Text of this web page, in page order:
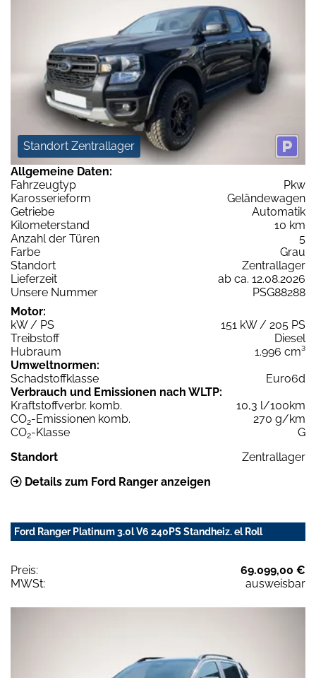
Standort Zentrallager
Allgemeine Daten:
Fahrzeugtyp
Pkw
Karosserieform
Geländewagen
Getriebe
Automatik
Kilometerstand
10 km
Anzahl der Türen
5
Farbe
Grau
Standort
Zentrallager
Lieferzeit
ab ca. 12.08.2026
Unsere Nummer
PSG88288
Motor:
kW / PS
151 kW / 205 PS
Treibstoff
Diesel
Hubraum
1.996 cm³
Umweltnormen:
Schadstoffklasse
Euro6d
Verbrauch und Emissionen nach WLTP:
Kraftstoffverbr. komb.
10,3 l/100km
CO2-Emissionen komb.
270 g/km
CO2-Klasse
G
Standort
Zentrallager
Details zum Ford Ranger anzeigen
Ford Ranger Platinum 3.0l V6 240PS Standheiz. el Roll
Preis:
69.099,00 €
MWSt:
ausweisbar